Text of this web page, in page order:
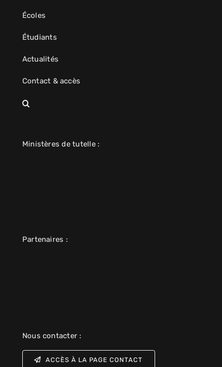
Écoles
Étudiants
Actualités
Contact & accès
Ministères de tutelle :
Partenaires :
Nous contacter :
ACCÈS À LA PAGE CONTACT